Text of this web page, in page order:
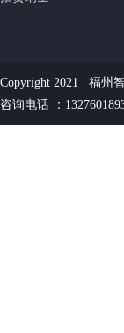
Copyright 2021 福州
咨询电话 ：